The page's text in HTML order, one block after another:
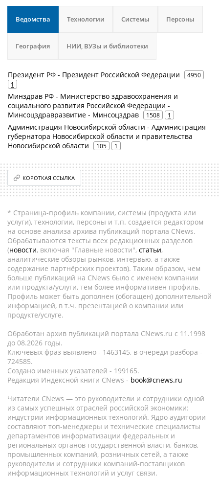
Ведомства Технологии Системы Персоны
География НИИ, ВУЗы и библиотеки
Президент РФ - Президент Российской Федерации
4950
1
Минздрав РФ - Министерство здравоохранения и
социального развития Российской Федерации -
Минсоцздравразвитие - Минсоцздрав
1508 1
Администрация Новосибирской области - Администрация
губернатора Новосибирской области и правительства
Новосибирской области
105 1
КОРОТКАЯ ССЫЛКА
* Страница-профиль компании, системы (продукта или
услуги), технологии, персоны и т.п. создается редактором
на основе анализа архива публикаций портала CNews.
Обрабатываются тексты всех редакционных разделов
(новости, включая "Главные новости", статьи,
аналитические обзоры рынков, интервью, а также
содержание партнёрских проектов). Таким образом, чем
больше публикаций на CNews было с именем компании
или продукта/услуги, тем более информативен профиль.
Профиль может быть дополнен (обогащен) дополнительной
информацией, в т.ч. презентацией о компании или
продукте/услуге.
Обработан архив публикаций портала CNews.ru c 11.1998
до 08.2026 годы.
Ключевых фраз выявлено - 1463145, в очереди разбора -
724585.
Создано именных указателей - 199165.
Редакция Индексной книги CNews - book@cnews.ru
Читатели CNews — это руководители и сотрудники одной
из самых успешных отраслей российской экономики:
индустрии информационных технологий. Ядро аудитории
составляют топ-менеджеры и технические специалисты
департаментов информатизации федеральных и
региональных органов государственной власти, банков,
промышленных компаний, розничных сетей, а также
руководители и сотрудники компаний-поставщиков
информационных технологий и услуг связи.